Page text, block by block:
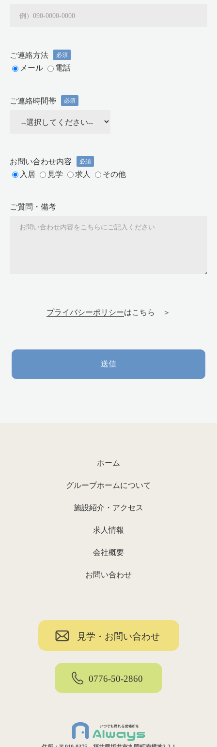
ご連絡方法 必須
メール 電話
ご連絡時間帯 必須
お問い合わせ内容 必須
入居 見学 求人 その他
ご質問・備考
プライバシーポリシーはこちら ＞
ホーム
グループホームについて
施設紹介・アクセス
求人情報
会社概要
お問い合わせ
見学・お問い合わせ
0776-50-2860